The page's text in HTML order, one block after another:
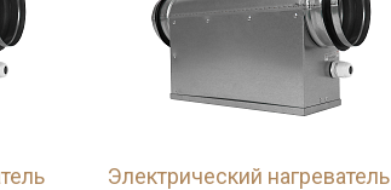
Электрический нагреватель